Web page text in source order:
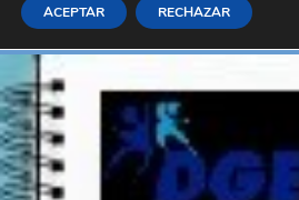
Inicio E-
ACEPTAR RECHAZAR